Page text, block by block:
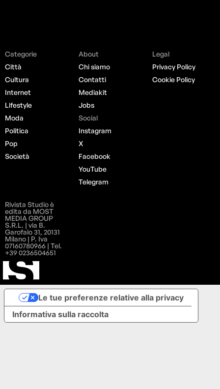
Categorie
Città
Cultura
Internet
Lifestyle
Moda
Politica
Pop
Società
About
Chi siamo
Contatti
Mediakit
Jobs
Social
Instagram
X
Facebook
YouTube
Telegram
Legal
Privacy Policy
Cookie Policy
Rivista Studio è
edita da MOST
MEDIA GROUP
S.R.L. | via B.
Garofalo 31, 20131
Milano | P. Iva
07160780966 | Tel.
+39 0236504651
Informativa sulla raccolta
Le tue preferenze relative alla privacy